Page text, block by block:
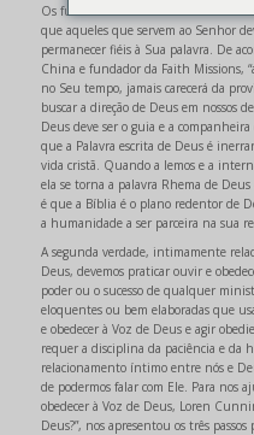
Os fundamentos da nossa fé cristã
que aqueles que servem ao Senhor
permanecer fiéis à Sua palavra. De
China e fundador da Faith Missions,
no Seu tempo, jamais carecerá da
buscar a direção de Deus em nossos
Deus deve ser o guia e a
que a Palavra escrita de Deus é
vida cristã. Quando a lemos e a
ela se torna a palavra Rhema de
é que a Bíblia é o plano redentor de
a humanidade a ser parceira na sua
A segunda verdade, intimamente
Deus, devemos praticar ouvir e
poder ou o sucesso de qualquer
eloquentes ou bem elaboradas que
e obedecer à Voz de Deus e agir
requer a disciplina da paciência e da
relacionamento íntimo entre nós e
de podermos falar com Ele. Para nos
obedecer à Voz de Deus, Loren
Deus?”, nos apresentou os três